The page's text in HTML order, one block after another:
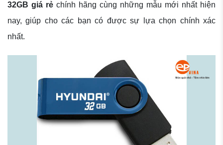
32GB giá rẻ chính hãng cùng những mẫu mới nhất hiện
nay, giúp cho các bạn có được sự lựa chọn chính xác
nhất.